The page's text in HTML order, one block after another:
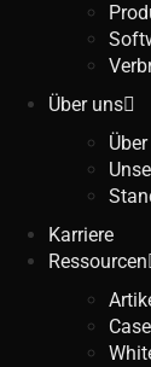
Über uns
Über
Karriere
Ressourcen